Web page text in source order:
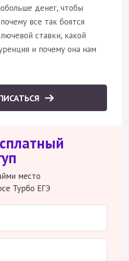
денег, чтобы
все так боятся
ставки, какой
и почему она нам
место
Турбо ЕГЭ